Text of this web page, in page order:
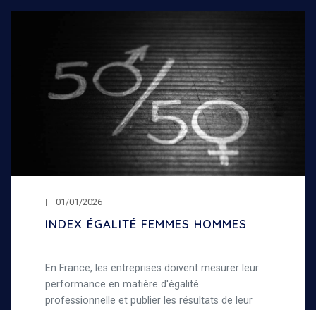
01/01/2026
INDEX ÉGALITÉ FEMMES HOMMES
En France, les entreprises doivent mesurer leur
performance en matière d'égalité
professionnelle et publier les résultats de leur